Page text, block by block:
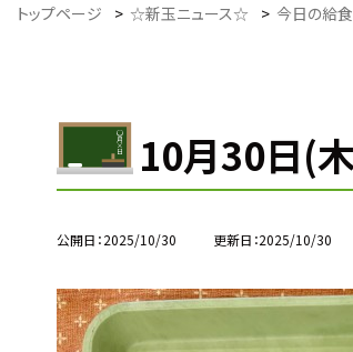
トップページ > ☆新玉ニュース☆ > 今日の給食
10月30日(
公開日 2025/10/30 更新日 2025/10/30